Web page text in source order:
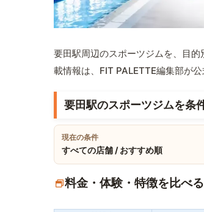
要田駅周辺のスポーツジムを、目
載情報は、FIT PALETTE編集部が
要田駅のスポーツジムを条
現在の条件
すべての店舗 / おすすめ順
料金・体験・特徴を比べる